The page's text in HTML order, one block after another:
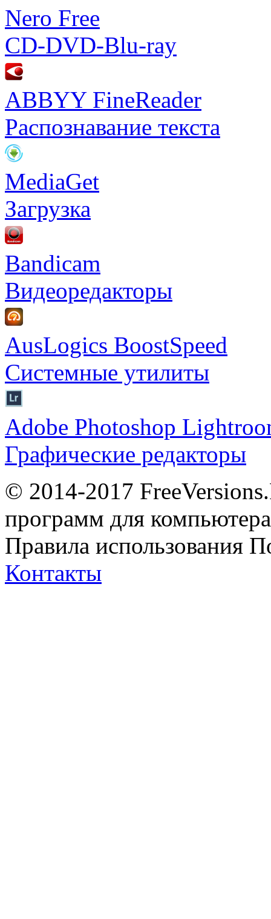
Nero Free
CD-DVD-Blu-ray
ABBYY FineReader
Распознавание текста
MediaGet
Загрузка
Bandicam
Видеоредакторы
AusLogics BoostSpeed
Системные утилиты
Adobe Photoshop
Графические редакторы
© 2014-2017
программ для
Правила использования
Контакты